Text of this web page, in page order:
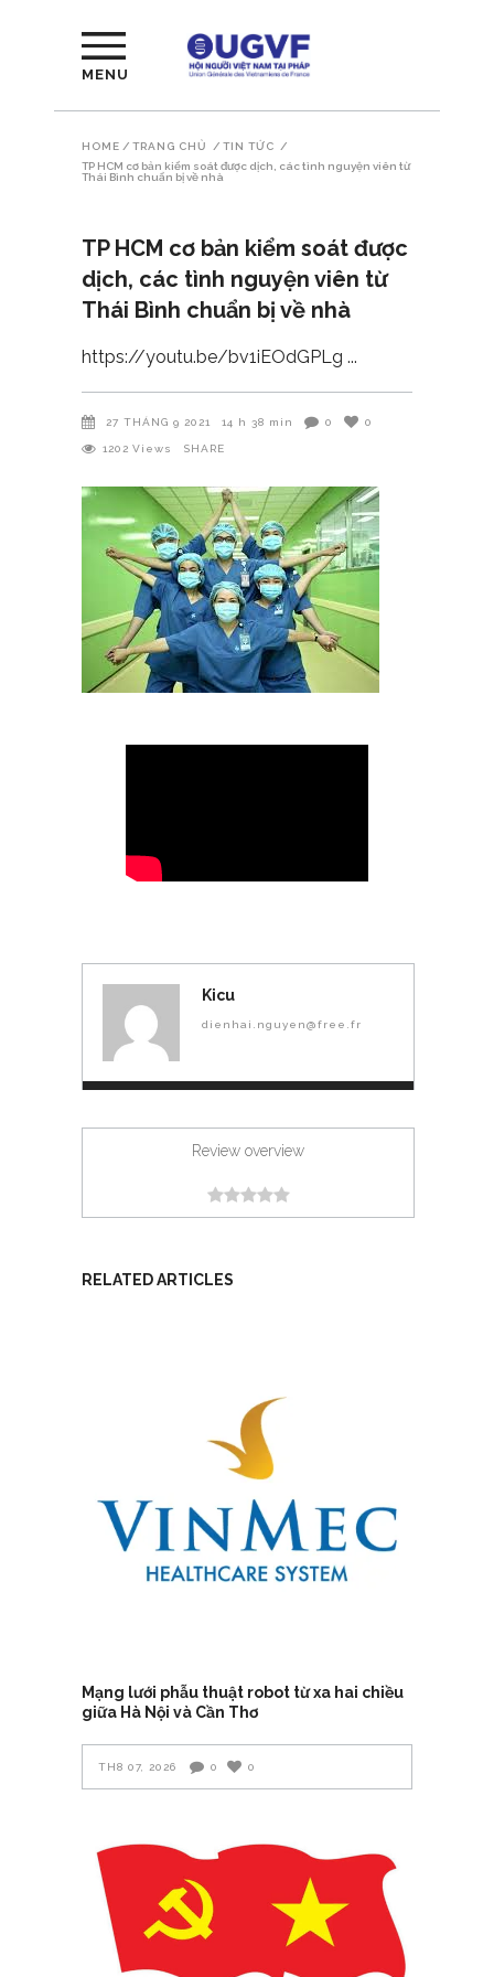
MENU
HOME / TRANG CHỦ / TIN TỨC
/
TP HCM cơ bản kiểm soát được dịch, các tình nguyện viên từ
Thái Bình chuẩn bị về nhà
TP HCM cơ bản kiểm soát được
dịch, các tình nguyện viên từ
Thái Bình chuẩn bị về nhà
https://youtu.be/bv1iEOdGPLg
27 THÁNG 9 2021 14 h 38 min 0 0
1202 Views SHARE
Kicu
dienhai.nguyen@free.fr
Review overview
RELATED ARTICLES
Mạng lưới phẫu thuật robot từ xa hai chiều
giữa Hà Nội và Cần Thơ
TH8 07, 2026 0 0